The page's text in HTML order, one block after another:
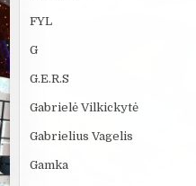
FYL
G
G.E.R.S
Gabrielė Vilkickytė
Gabrielius Vagelis
Gamka